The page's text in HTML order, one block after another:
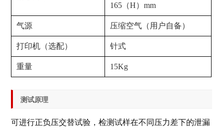
165（H）mm
气源 压缩空气（用户自备）
打印机（选配） 针式
重量 15Kg
测试原理
可进行正负压交替试验，检测试样在不同压力差下的泄漏